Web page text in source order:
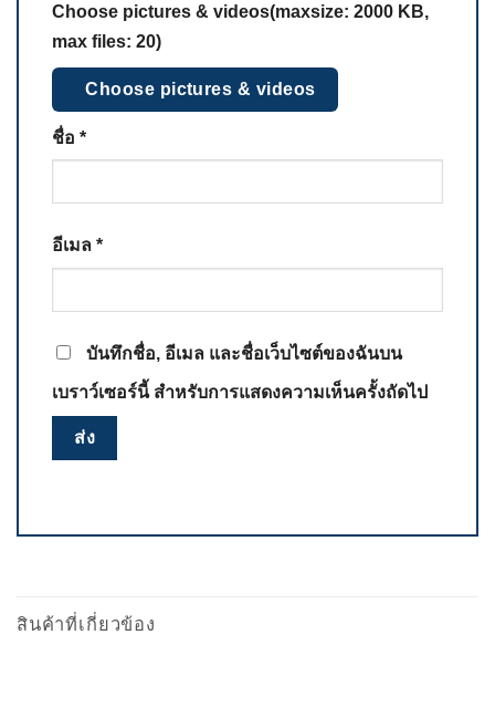
Choose pictures & videos(maxsize: 2000 KB,
max files: 20)
Choose pictures & videos
ชื่อ *
อีเมล *
บันทึกชื่อ, อีเมล และชื่อเว็บไซต์ของฉันบน
เบราว์เซอร์นี้ สำหรับการแสดงความเห็นครั้งถัดไป
สินค้าที่เกี่ยวข้อง